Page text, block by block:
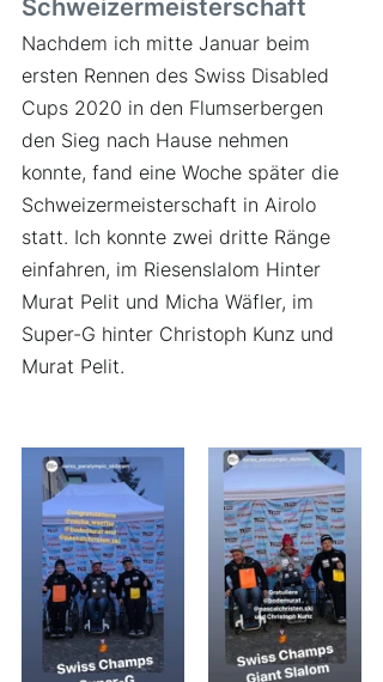
Schweizermeisterschaft
Nachdem ich mitte Januar beim
ersten Rennen des Swiss Disabled
Cups 2020 in den Flumserbergen
den Sieg nach Hause nehmen
konnte, fand eine Woche später die
Schweizermeisterschaft in Airolo
statt. Ich konnte zwei dritte Ränge
einfahren, im Riesenslalom Hinter
Murat Pelit und Micha Wäfler, im
Super-G hinter Christoph Kunz und
Murat Pelit.